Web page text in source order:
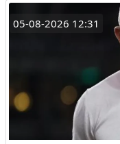
05-08-2026 12:31